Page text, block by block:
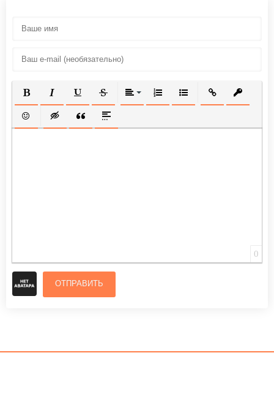
ПОЛУЖИРНЫЙ
КУРСИВПОДЧЕРКНУТЫЙ
ЗАЧЕРКНУТЫЙВЫРАВНИВАНИЕ
НУМЕРОВАННЫЙ СПИСОК
МАРКИРОВАННЫЙ
ВСТАВИТЬ
ВСТАВИТЬ СМАЙЛИК
ВСТАВКА СКРЫТОГО ТЕКСТА
ВСТАВКА ЦИТАТЫ
ВСТАВКА СПОЙЛЕРА
0
ОТПРАВИТЬ